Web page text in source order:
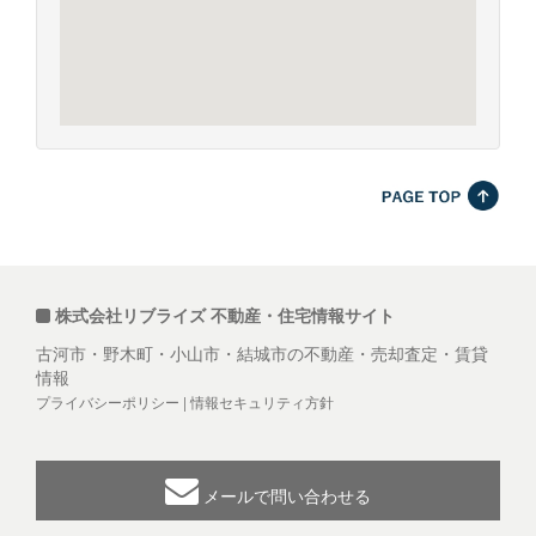
株式会社リブライズ 不動産・住宅情報サイト
古河市・野木町・小山市・結城市の不動産・売却査定・賃貸
情報
プライバシーポリシー | 情報セキュリティ方針
メールで問い合わせる